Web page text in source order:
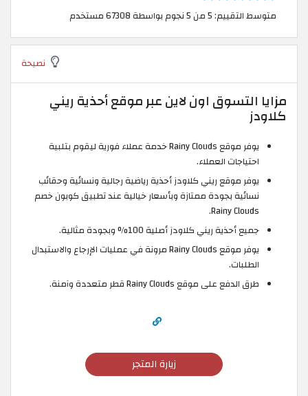
متوسط التقييم: 5 من 5 نجوم بواسطة 67308 مستخدم
نصيحة
مزايا التسوق اون لاين عبر موقع أحذية ريني
كلاودز
يوفر موقع Rainy Clouds خدمة عملاء فورية ليقوم بتلبية
احتياجات العملاء.
يوفر موقع ريني كلاودز أحذية رياضية رجالية ونسائية وحقائب
نسائية بجودة ممتازة وبأسعار خيالية عند تطبيق كوبون خصم
Rainy Clouds.
جميع أحذية ريني كلاودز أصلية 100% وبجودة مثالية.
يوفر موقع Rainy Clouds مرونة في عمليات الإرجاع والاستبدال
الطلبات.
طرق الدفع على موقع Rainy Clouds قطر متعددة وآمنة.
زيارة المتجر